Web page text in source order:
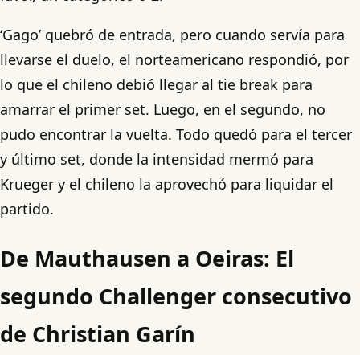
‘Gago’ quebró de entrada, pero cuando servía para
llevarse el duelo, el norteamericano respondió, por
lo que el chileno debió llegar al tie break para
amarrar el primer set. Luego, en el segundo, no
pudo encontrar la vuelta. Todo quedó para el tercer
y último set, donde la intensidad mermó para
Krueger y el chileno la aprovechó para liquidar el
partido.
De Mauthausen a Oeiras: El
segundo Challenger consecutivo
de Christian Garín